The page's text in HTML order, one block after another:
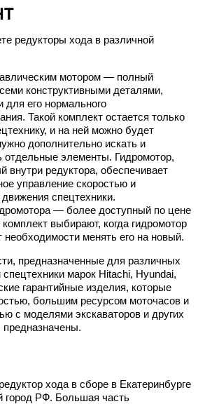
редукторы хода в различной
мотором — полный
конструктивными деталями,
его нормального
Такой комплект остается только
и на ней можно будет
дополнительно искать и
отдельные элементы. Гидромотор,
внутри редуктора, обеспечивает
управление скоростью и
спецтехники.
— более доступный по цене
комплект выбирают, когда гидромотор
необходимости менять его на новый.
предназначенные для различных
марок Hitachi, Hyundai,
гарантийные изделия, которые
большим ресурсом моточасов и
с моделями экскаваторов и других
хода в сборе в Екатеринбурге
город РФ. Большая часть